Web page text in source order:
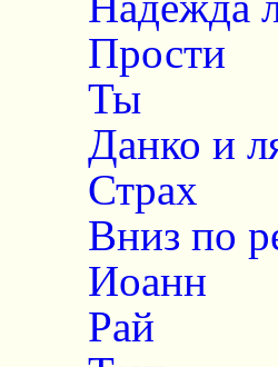
Прости
Ты
Данко и
Страх
Вниз по
Иоанн
Рай